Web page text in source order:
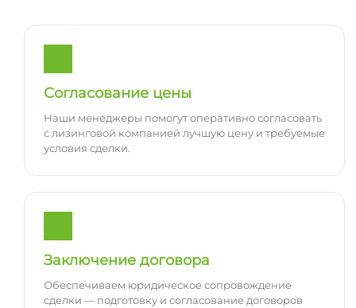
Согласование цены
Наши менеджеры помогут оперативно согласовать
с лизинговой компанией лучшую цену и требуемые
условия сделки.
Заключение договора
Обеспечиваем юридическое сопровождение
сделки — подготовку и согласование договоров